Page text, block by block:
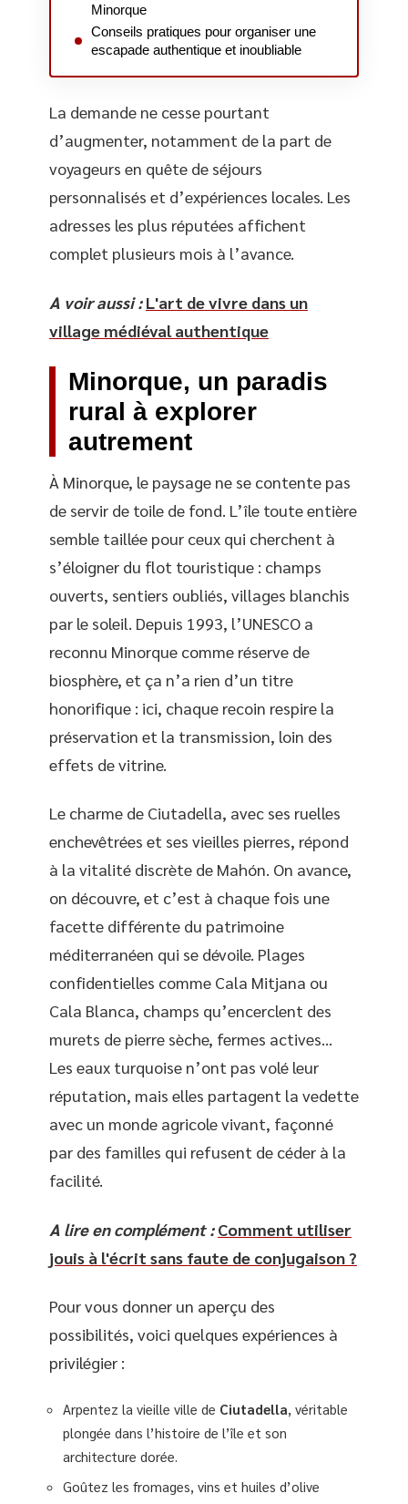
Minorque
Conseils pratiques pour organiser une
escapade authentique et inoubliable
La demande ne cesse pourtant
d’augmenter, notamment de la part de
voyageurs en quête de séjours
personnalisés et d’expériences locales. Les
adresses les plus réputées affichent
complet plusieurs mois à l’avance.
A voir aussi : L'art de vivre dans un
village médiéval authentique
Minorque, un paradis
rural à explorer
autrement
À Minorque, le paysage ne se contente pas
de servir de toile de fond. L’île toute entière
semble taillée pour ceux qui cherchent à
s’éloigner du flot touristique : champs
ouverts, sentiers oubliés, villages blanchis
par le soleil. Depuis 1993, l’UNESCO a
reconnu Minorque comme réserve de
biosphère, et ça n’a rien d’un titre
honorifique : ici, chaque recoin respire la
préservation et la transmission, loin des
effets de vitrine.
Le charme de Ciutadella, avec ses ruelles
enchevêtrées et ses vieilles pierres, répond
à la vitalité discrète de Mahón. On avance,
on découvre, et c’est à chaque fois une
facette différente du patrimoine
méditerranéen qui se dévoile. Plages
confidentielles comme Cala Mitjana ou
Cala Blanca, champs qu’encerclent des
murets de pierre sèche, fermes actives…
Les eaux turquoise n’ont pas volé leur
réputation, mais elles partagent la vedette
avec un monde agricole vivant, façonné
par des familles qui refusent de céder à la
facilité.
A lire en complément : Comment utiliser
jouis à l'écrit sans faute de conjugaison ?
Pour vous donner un aperçu des
possibilités, voici quelques expériences à
privilégier :
Arpentez la vieille ville de Ciutadella , véritable
plongée dans l’histoire de l’île et son
architecture dorée.
Goûtez les fromages, vins et huiles d’olive